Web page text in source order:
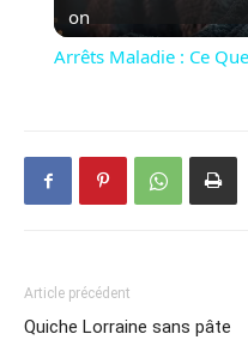
on
Arrêts Maladie : Ce
Article précédent
Quiche Lorraine sans pâte